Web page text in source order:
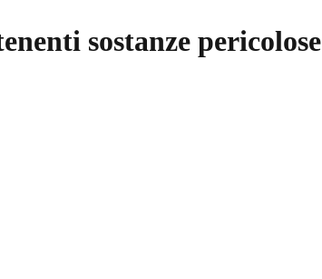
sostanze pericolose